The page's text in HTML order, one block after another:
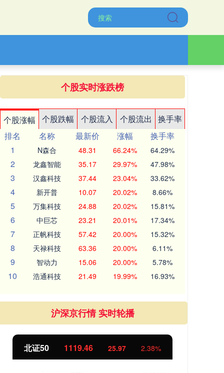
个股实时涨跌榜
个股涨幅 个股跌幅 个股流入 个股流出
换手率
排名
名称 最新价 涨幅
换手率
1
N森合 48.31 66.24% 64.29%
2 龙鑫智能 35.17 29.97% 47.98%
3 汉鑫科技 37.44 23.04% 33.62%
4 新开普 10.07 20.02% 8.66%
5 万集科技 24.88 20.02% 15.81%
6 中巨芯 23.21 20.01% 17.34%
7 正帆科技 57.42 20.00% 15.32%
8 天禄科技 63.36 20.00% 6.11%
9 智动力 15.06 20.00% 5.78%
10 浩通科技 21.49 19.99% 16.93%
沪深京行情 实时轮播
北证50 1119.46 25.97 2.38%